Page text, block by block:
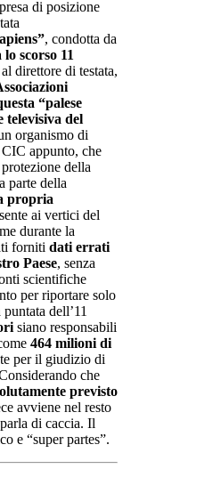
di posizione
, condotta da
scorso 11
al direttore di testata,
“palese
televisiva del
organismo di
appunto, che
della
parte della
propria
ai vertici del
durante la
forniti dati errati
Paese, senza
scientifiche
per riportare solo
dell’11
siano responsabili
464 milioni di
per il giudizio di
che
previsto
avviene nel resto
di caccia. Il
e “super partes”.